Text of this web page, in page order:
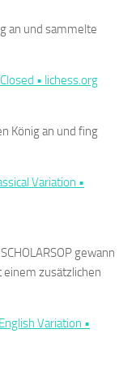
an und sammelte
• lichess.org
König an und fing
Variation •
gewann
zusätzlichen
Variation •